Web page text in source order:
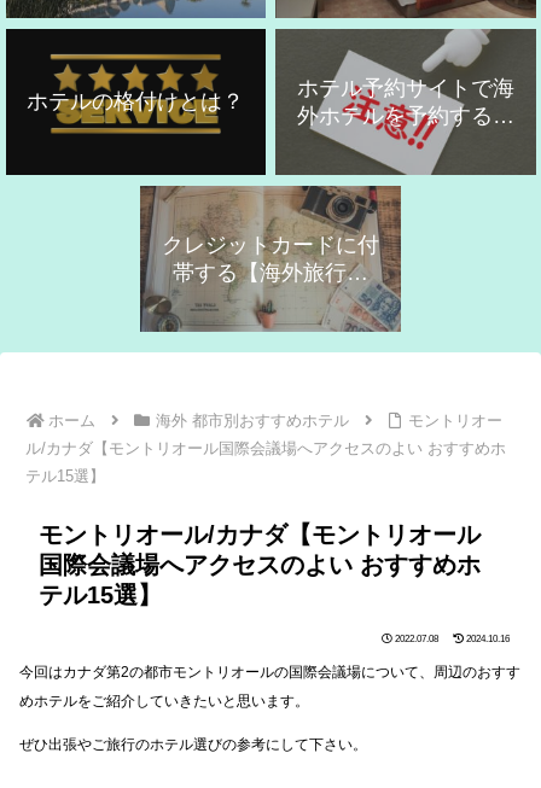
ホテルの格付けとは？
ホテル予約サイトで海
外ホテルを予約する時
の注意点
クレジットカードに付
帯する【海外旅行保
険】の活用！
ホーム 海外 都市別おすすめホテル
モントリオー
ル/カナダ【モントリオール国際会議場へアクセスのよい おすすめホ
テル15選】
モントリオール/カナダ【モントリオール
国際会議場へアクセスのよい おすすめホ
テル15選】
2022.07.08 2024.10.16
今回はカナダ第2の都市モントリオールの国際会議場について、周辺のおすす
めホテルをご紹介していきたいと思います。
ぜひ出張やご旅行のホテル選びの参考にして下さい。